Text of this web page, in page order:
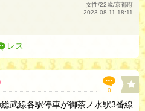
女性/22歳/京都府
2023-08-11 18:11
レス
0
武線各駅停車が御茶ノ水駅3番線